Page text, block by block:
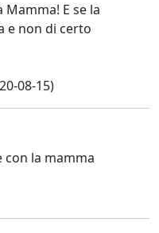
E se la
e non di certo
08-15)
con la mamma